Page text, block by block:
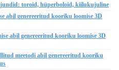
toroid, hüperboloid, kiilukujuline
abil genereeritud kooriku loomise 3D
abil genereeritud kooriku loomise 3D
meetodi abil genereeritud kooriku